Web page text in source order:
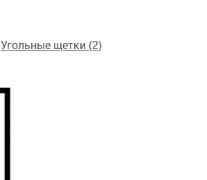
Угольные щетки (2)